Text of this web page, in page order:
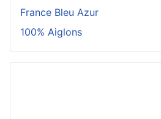
France Bleu Azur
100% Aiglons